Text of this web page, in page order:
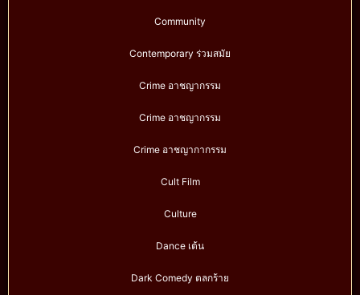
Community
Contemporary ร่วมสมัย
Crime อาชญากรรม
Crime อาชญากรรม
Crime อาชญากากรรม
Cult Film
Culture
Dance เต้น
Dark Comedy ตลกร้าย